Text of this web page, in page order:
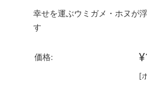
幸せを運ぶウミガメ・ホヌが
す
価格:
[